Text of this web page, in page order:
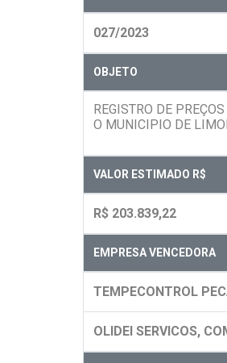
027/2023
OBJETO
REGISTRO DE
O MUNICIPIO DE
VALOR ESTIMADO R$
R$ 203.839,22
EMPRESA VENCEDORA
TEMPECONTROL
OLIDEI SERVICOS,